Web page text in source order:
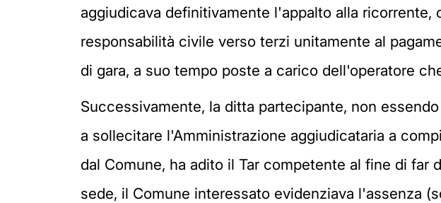
aggiudicava definitivamente l'appalto alla
responsabilità civile verso terzi unitamente al
di gara, a suo tempo poste a carico dell'operatore
Successivamente, la ditta partecipante, non
a sollecitare l'Amministrazione aggiudicataria a
dal Comune, ha adito il Tar competente al fine di
sede, il Comune interessato evidenziava l'assenza